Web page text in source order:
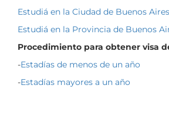
Estudiá en la Ciudad de Buenos Aires
Estudiá en la Provincia de Buenos
Procedimiento para obtener visa
-Estadías de menos de un año
-Estadías mayores a un año